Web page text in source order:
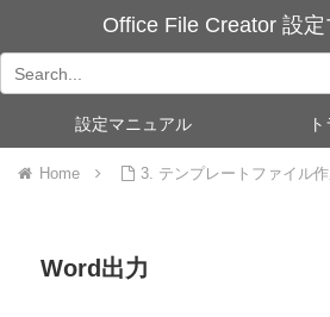
Office File Creator 設
設定マニュアル
Home 3. テンプレートファイル
Word出力